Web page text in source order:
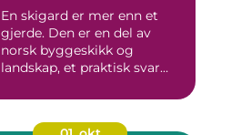
En skigard er mer enn et
gjerde. Den er en del av
norsk byggeskikk og
landskap, et praktisk svar